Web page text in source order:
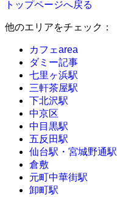
トップページへ戻る
他のエリアをチェック：
カフェarea
ダミー記事
七里ヶ浜駅
三軒茶屋駅
下北沢駅
中京区
中目黒駅
五反田駅
仙台駅・宮城野通駅
倉敷
元町中華街駅
卸町駅